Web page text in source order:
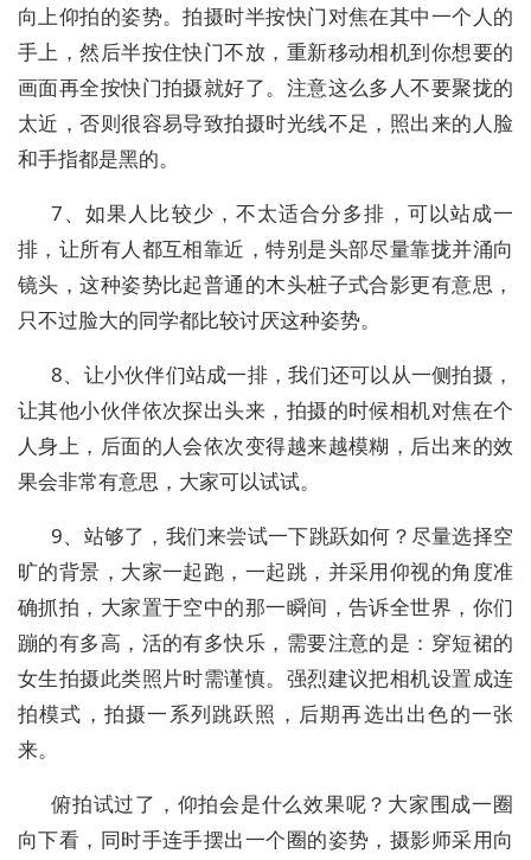
向上仰拍的姿势。拍摄时半按快门对焦在其中一个人的
手上，然后半按住快门不放，重新移动相机到你想要的
画面再全按快门拍摄就好了。注意这么多人不要聚拢的
太近，否则很容易导致拍摄时光线不足，照出来的人脸
和手指都是黑的。
7、如果人比较少，不太适合分多排，可以站成一
排，让所有人都互相靠近，特别是头部尽量靠拢并涌向
镜头，这种姿势比起普通的木头桩子式合影更有意思，
只不过脸大的同学都比较讨厌这种姿势。
8、让小伙伴们站成一排，我们还可以从一侧拍摄，
让其他小伙伴依次探出头来，拍摄的时候相机对焦在个
人身上，后面的人会依次变得越来越模糊，后出来的效
果会非常有意思，大家可以试试。
9、站够了，我们来尝试一下跳跃如何？尽量选择空
旷的背景，大家一起跑，一起跳，并采用仰视的角度准
确抓拍，大家置于空中的那一瞬间，告诉全世界，你们
蹦的有多高，活的有多快乐，需要注意的是：穿短裙的
女生拍摄此类照片时需谨慎。强烈建议把相机设置成连
拍模式，拍摄一系列跳跃照，后期再选出出色的一张
来。
俯拍试过了，仰拍会是什么效果呢？大家围成一圈
向下看，同时手连手摆出一个圈的姿势，摄影师采用向